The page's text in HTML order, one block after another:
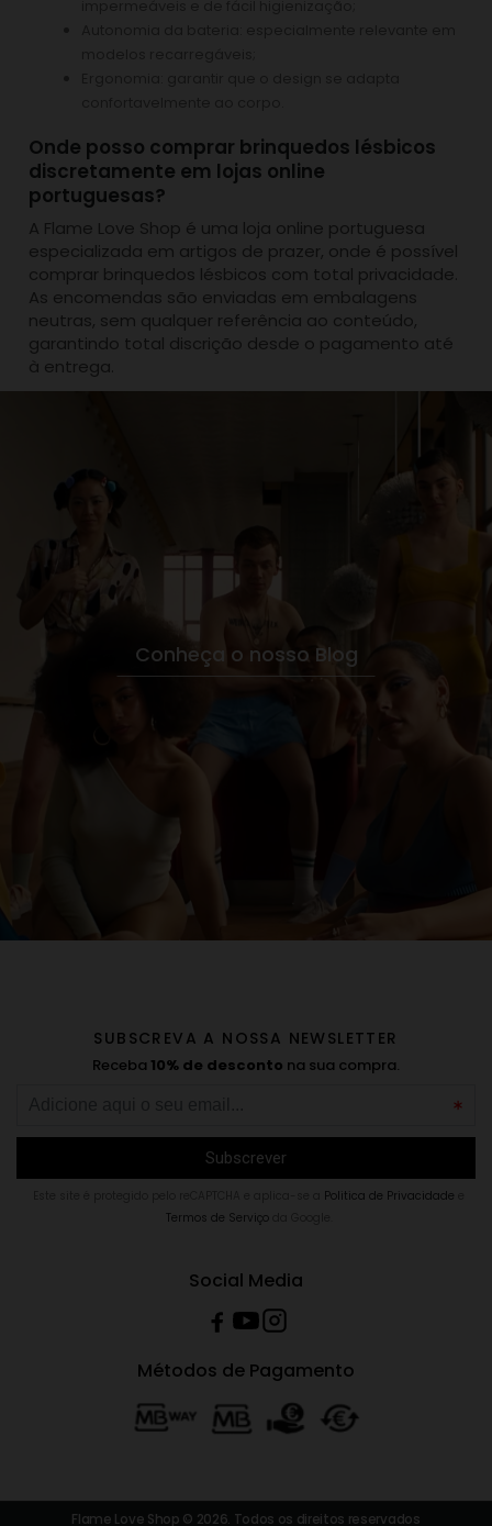
Onde posso comprar brinquedos lésbicos
discretamente em lojas online
portuguesas?
A Flame Love Shop é uma loja online portuguesa
especializada em artigos de prazer, onde é possível
comprar brinquedos lésbicos com total privacidade.
As encomendas são enviadas em embalagens
neutras, sem qualquer referência ao conteúdo,
garantindo total discrição desde o pagamento até
à entrega.
Conheça o nosso Blog
SUBSCREVA A NOSSA NEWSLETTER
Receba 10% de desconto na sua compra.
Politica de Privacidade
Termos de Serviçoda Google.
Social Media
Métodos de Pagamento
Flame Love Shop © 2026. Todos os direitos reservados